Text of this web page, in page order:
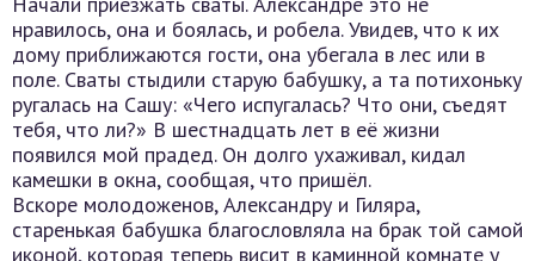
нравилось, она и боялась, и робела. Увидев, что к их
дому приближаются гости, она убегала в лес или в
поле. Сваты стыдили старую бабушку, а та потихоньку
ругалась на Сашу: «Чего испугалась? Что они, съедят
тебя, что ли?» В шестнадцать лет в её жизни
появился мой прадед. Он долго ухаживал, кидал
камешки в окна, сообщая, что пришёл.
Вскоре молодоженов, Александру и Гиляра,
старенькая бабушка благословляла на брак той самой
иконой, которая теперь висит в каминной комнате у